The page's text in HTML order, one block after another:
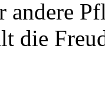
andere
die